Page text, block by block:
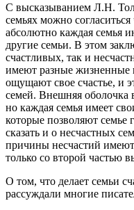
С высказыванием Л.Н.
семьях можно
абсолютно каждая семья
другие семьи. В этом
счастливых, так и
имеют разные жизненные
ощущают свое счастье, и
семей. Внешняя оболочка
но каждая семья имеет
которые позволяют семье
сказать и о несчастных
причины несчастий
только со второй частью
О том, что делает семьи
рассуждали многие